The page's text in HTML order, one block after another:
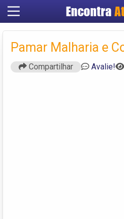
Encontra
Criar
Pamar Malharia e
Compartilhar Avalie!